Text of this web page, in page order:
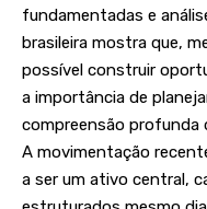
fundamentadas e
brasileira mostra que,
possível construir
a importância de
compreensão
A movimentação
a ser um ativo central,